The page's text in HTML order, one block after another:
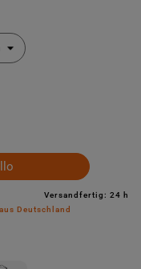
Versandfertig: 24 h
Deutschland